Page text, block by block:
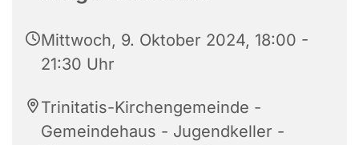
Mittwoch, 9. Oktober 2024, 18:00 -
21:30 Uhr
Trinitatis-Kirchengemeinde -
Gemeindehaus - Jugendkeller -